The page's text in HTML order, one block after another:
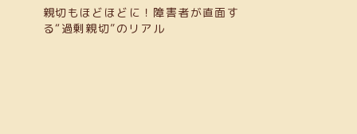
親切もほどほどに！障害者が直面す
る“過剰親切”のリアル